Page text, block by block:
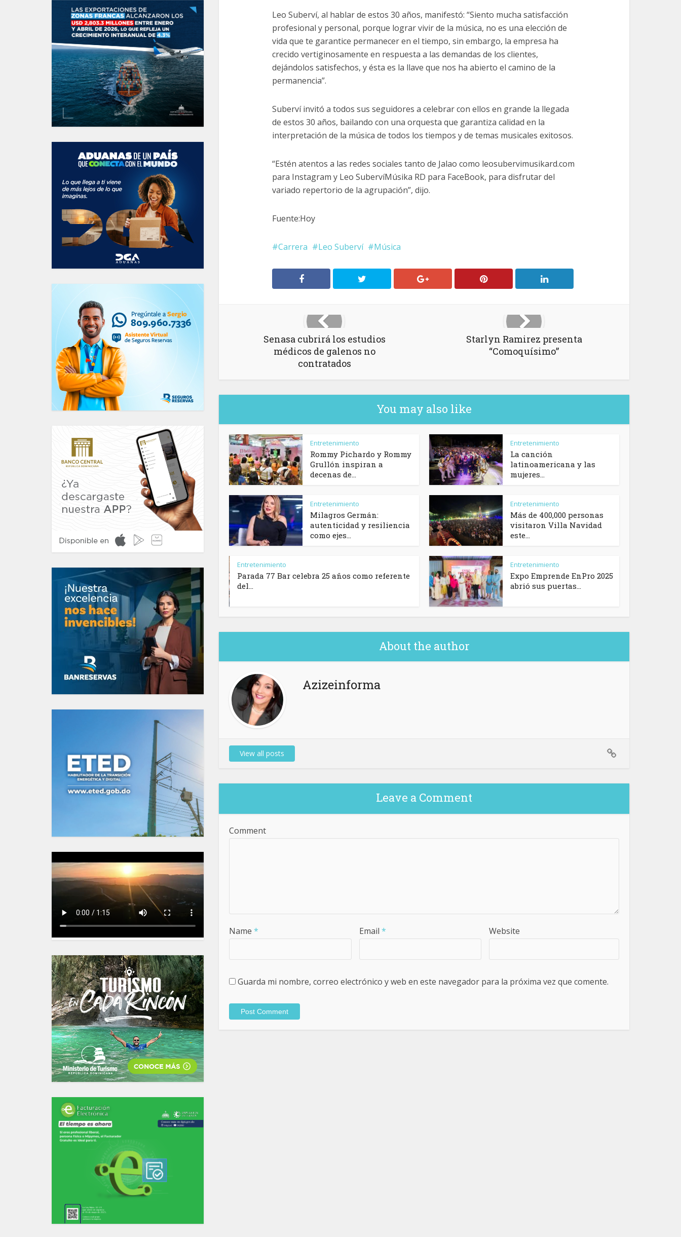
Leo Suberví, al hablar de estos 30 años, manifestó: “Siento mucha satisfacción
profesional y personal, porque lograr vivir de la música, no es una elección de
vida que te garantice permanecer en el tiempo, sin embargo, la empresa ha
crecido vertiginosamente en respuesta a las demandas de los clientes,
dejándolos satisfechos, y ésta es la llave que nos ha abierto el camino de la
permanencia”.
Suberví invitó a todos sus seguidores a celebrar con ellos en grande la llegada
de estos 30 años, bailando con una orquesta que garantiza calidad en la
interpretación de la música de todos los tiempos y de temas musicales exitosos.
“Estén atentos a las redes sociales tanto de Jalao como leosubervimusikard.com
para Instagram y Leo SubervíMúsika RD para FaceBook, para disfrutar del
variado repertorio de la agrupación”, dijo.
Fuente:Hoy
Carrera Leo Suberví Música
Senasa cubrirá los estudios
médicos de galenos no
contratados
Starlyn Ramirez presenta
“Comoquísimo”
You may also like
Entretenimiento
Rommy Pichardo y Rommy
Grullón inspiran a
decenas de...
Entretenimiento
La canción
latinoamericana y las
mujeres...
Entretenimiento
Milagros Germán:
autenticidad y resiliencia
como ejes...
Entretenimiento
Más de 400,000 personas
visitaron Villa Navidad
este...
Entretenimiento
Parada 77 Bar celebra 25 años como referente
del...
Entretenimiento
Expo Emprende EnPro 2025
abrió sus puertas...
About the author
Azizeinforma
View all posts
Leave a Comment
Comment
Name * Email * Website
Guarda mi nombre, correo electrónico y web en este navegador para la próxima vez que comente.